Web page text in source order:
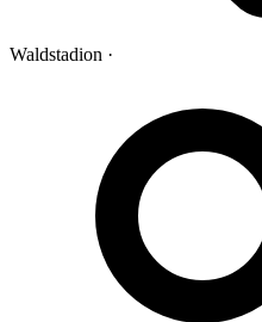
Waldstadion ·